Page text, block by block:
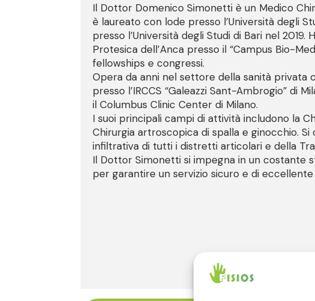
Il Dottor Domenico Simonetti è un Medico
è laureato con lode presso l’Università degli
presso l’Università degli Studi di Bari nel
Protesica dell’Anca presso il “Campus Bio-
fellowships e congressi.
Opera da anni nel settore della sanità privata
presso l’IRCCS “Galeazzi Sant-Ambrogio” di
il Columbus Clinic Center di Milano.
I suoi principali campi di attività includono la
Chirurgia artroscopica di spalla e ginocchio.
infiltrativa di tutti i distretti articolari e della
Il Dottor Simonetti si impegna in un costante
per garantire un servizio sicuro e di eccellente